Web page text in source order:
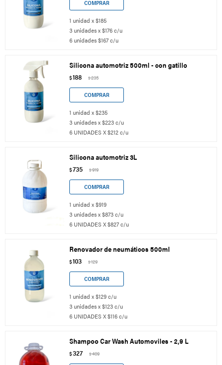
1 unidad x $185
3 unidades x $176 c/u
6 unidades $167 c/u
Silicona automotriz 500ml - con gatillo
$188 $235
1 unidad x $235
3 unidades x $223 c/u
6 UNIDADES X $212 c/u
Silicona automotriz 3L
$735 $919
1 unidad x $919
3 unidades x $873 c/u
6 UNIDADES X $827 c/u
Renovador de neumáticos 500ml
$103 $129
1 unidad x $129 c/u
3 unidades x $123 c/u
6 UNIDADES X $116 c/u
Shampoo Car Wash Automoviles - 2,9 L
$327 $409